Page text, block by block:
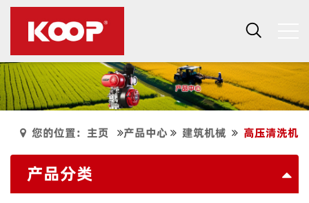
您的位置：主页 产品中心 建筑机械 高压清洗机
产品分类